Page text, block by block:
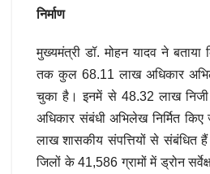
निर्माण
मुख्यमंत्री डॉ. मोहन यादव ने बताया
तक कुल 68.11 लाख अधिकार
चुका है। इनमें से 48.32 लाख निजी
अधिकार संबंधी अभिलेख निर्मित
लाख शासकीय संपत्तियों से संबंधित
जिलों के 41,586 ग्रामों में ड्रोन